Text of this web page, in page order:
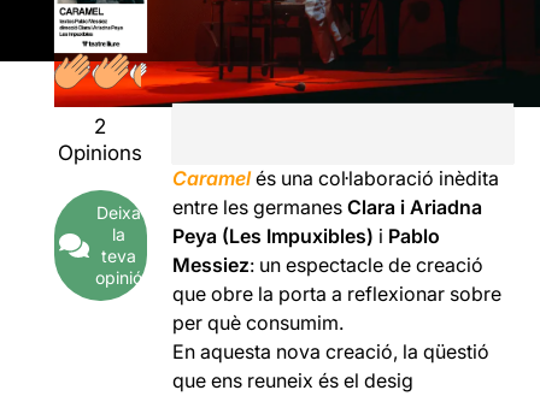
2
Opinions
Deixa
la
teva
opinió
Caramelés una col·laboració inèdita
entre les germanesClara i Ariadna
Peya (Les Impuxibles) i Pablo
Messiez: un espectacle de creació
que obre la porta a reflexionar sobre
per què consumim.
En aquesta nova creació, la qüestió
que ens reuneix és el desig